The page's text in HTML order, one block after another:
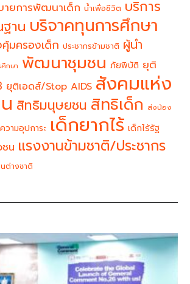
ายการพัฒนาเด็ก น้ำเพื่อชีวิต บริการ
าน บริจาคทุนการศึกษา
มครองเด็ก ประชากรข้ามชาติ ผู้นำ
กษา พัฒนาชุมชน ภัยพิบัติ ยุติ
ยุติเอดส์/Stop AIDS สังคมแห่ง
สิทธิมนุษยชน สิทธิเด็ก ส่งน้อง
วามอุปการะ เด็กยากไร้ เด็กไร้รัฐ
ชน แรงงานข้ามชาติ/ประชากร
ต่างชาติ